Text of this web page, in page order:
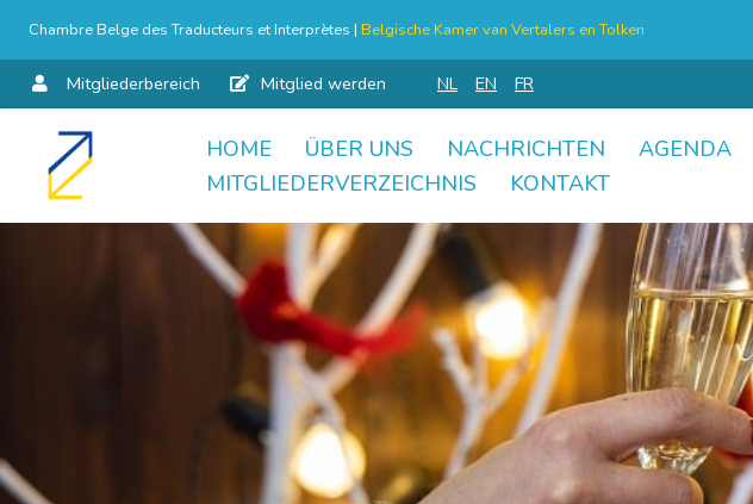
Chambre Belge des Traducteurs et Interprètes | Belgische Kamer van Vertalers en Tolken
Mitgliederbereich Mitglied werden NL EN FR
Skip
HOME ÜBER UNS NACHRICHTEN AGENDA
MITGLIEDERVERZEICHNIS
KONTAKT